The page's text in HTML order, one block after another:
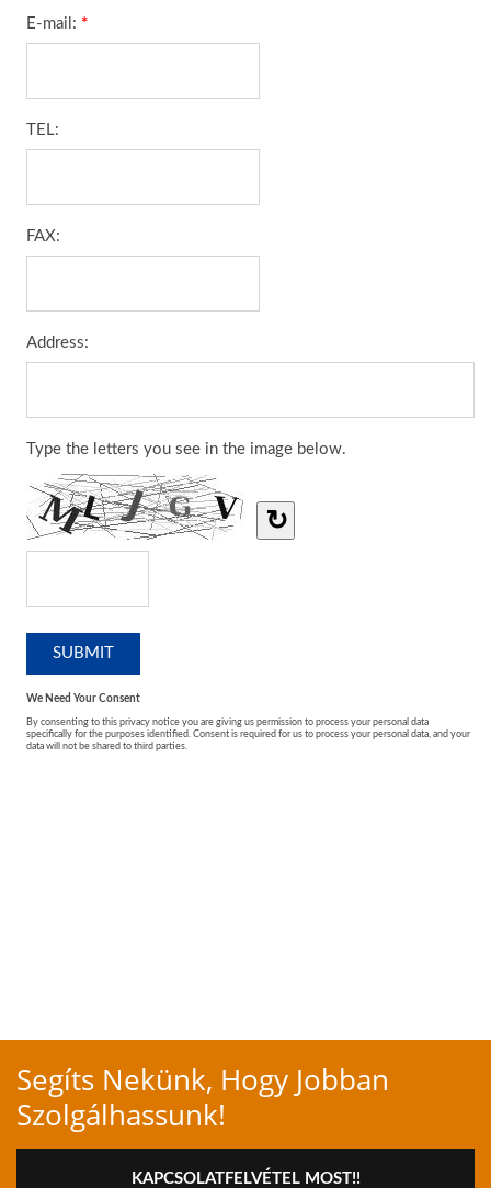
Segíts Nekünk, Hogy Jobban
Szolgálhassunk!
KAPCSOLATFELVÉTEL MOST!!